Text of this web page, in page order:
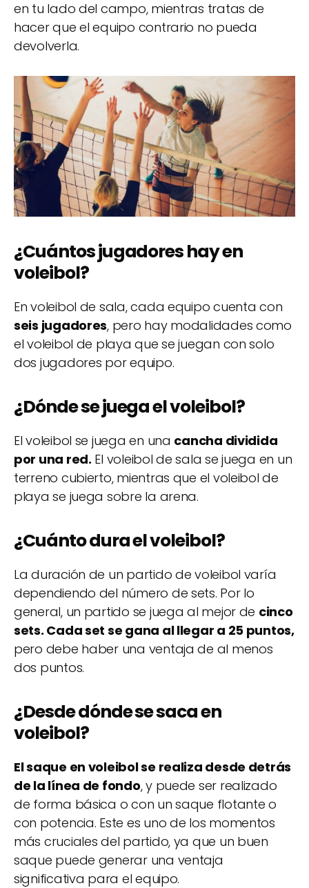
en tu lado del campo, mientras tratas de
hacer que el equipo contrario no pueda
devolverla.
¿Cuántos jugadores hay en
voleibol?
En voleibol de sala, cada equipo cuenta con
seis jugadores, pero hay modalidades como
el voleibol de playa que se juegan con solo
dos jugadores por equipo.
¿Dónde se juega el voleibol?
El voleibol se juega en una cancha dividida
por una red. El voleibol de sala se juega en un
terreno cubierto, mientras que el voleibol de
playa se juega sobre la arena.
¿Cuánto dura el voleibol?
La duración de un partido de voleibol varía
dependiendo del número de sets. Por lo
general, un partido se juega al mejor de cinco
sets. Cada set se gana al llegar a 25 puntos,
pero debe haber una ventaja de al menos
dos puntos.
¿Desde dónde se saca en
voleibol?
El saque en voleibol se realiza desde detrás
de la línea de fondo, y puede ser realizado
de forma básica o con un saque flotante o
con potencia. Este es uno de los momentos
más cruciales del partido, ya que un buen
saque puede generar una ventaja
significativa para el equipo.